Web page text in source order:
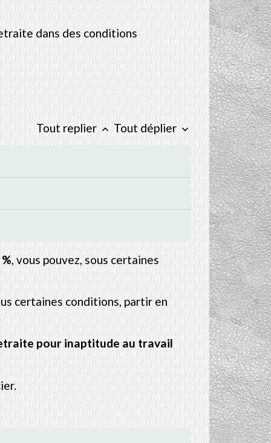
dans des conditions
Tout replierkeyboard_arrow_up Tout déplier keyboard_arrow_down
, vous pouvez, sous certaines
certaines conditions, partir en
pour inaptitude au travail